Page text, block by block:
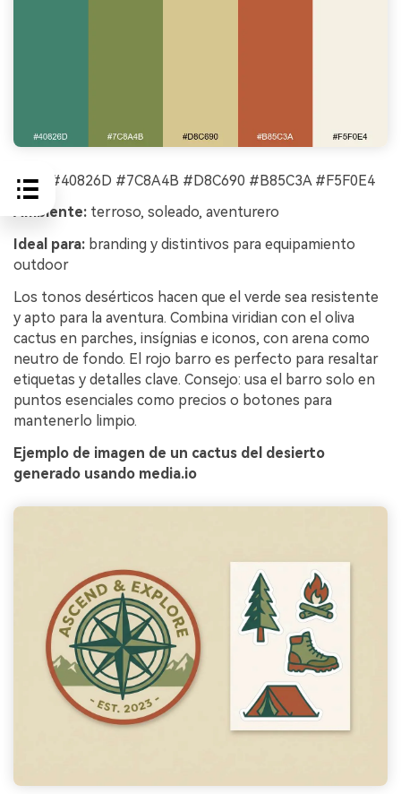
HEX:
#40826D #7C8A4B #D8C690 #B85C3A #F5F0E4
Ambiente: terroso, soleado, aventurero
Ideal para: branding y distintivos para equipamiento
outdoor
Los tonos desérticos hacen que el verde sea resistente
y apto para la aventura. Combina viridian con el oliva
cactus en parches, insígnias e iconos, con arena como
neutro de fondo. El rojo barro es perfecto para resaltar
etiquetas y detalles clave. Consejo: usa el barro solo en
puntos esenciales como precios o botones para
mantenerlo limpio.
Ejemplo de imagen de un cactus del desierto
generado usando media.io